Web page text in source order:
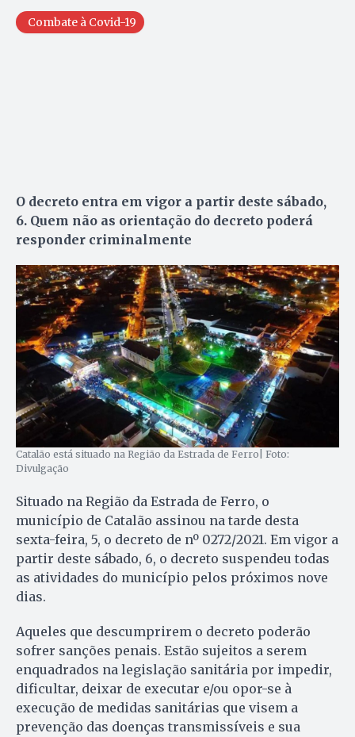
Combate à Covid-19
O decreto entra em vigor a partir deste sábado,
6. Quem não as orientação do decreto poderá
responder criminalmente
Catalão está situado na Região da Estrada de Ferro| Foto:
Divulgação
Situado na Região da Estrada de Ferro, o
município de Catalão assinou na tarde desta
sexta-feira, 5, o decreto de nº 0272/2021. Em vigor a
partir deste sábado, 6, o decreto suspendeu todas
as atividades do município pelos próximos nove
dias.
Aqueles que descumprirem o decreto poderão
sofrer sanções penais. Estão sujeitos a serem
enquadrados na legislação sanitária por impedir,
dificultar, deixar de executar e/ou opor-se à
execução de medidas sanitárias que visem a
prevenção das doenças transmissíveis e sua